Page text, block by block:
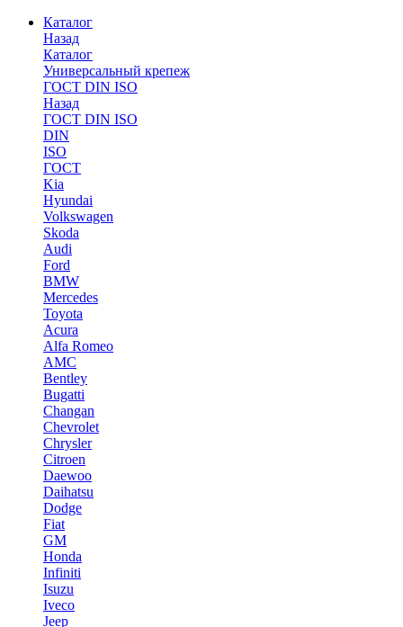
Каталог
Назад
Каталог
Универсальный крепеж
ГОСТ DIN ISO
Назад
ГОСТ DIN ISO
DIN
ISO
ГОСТ
Kia
Hyundai
Volkswagen
Skoda
Audi
Ford
BMW
Mercedes
Toyota
Acura
Alfa Romeo
AMC
Bentley
Bugatti
Changan
Chevrolet
Chrysler
Citroen
Daewoo
Daihatsu
Dodge
Fiat
GM
Honda
Infiniti
Isuzu
Iveco
Jeep